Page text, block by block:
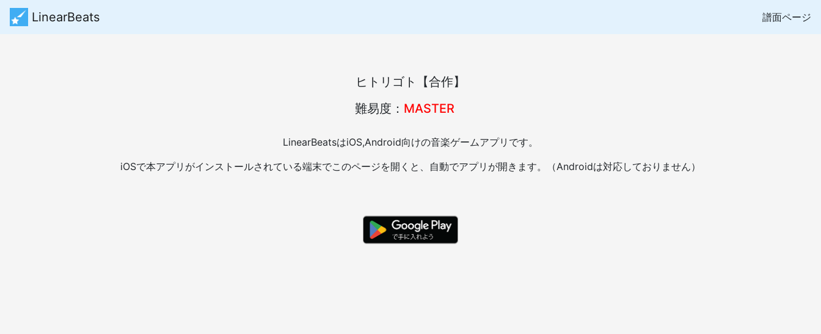
LinearBeats 譜面ページ
ヒトリゴト【合作】
難易度： MASTER
LinearBeatsはiOS,Android向けの音楽ゲームアプリです。
iOSで本アプリがインストールされている端末でこのページを開くと、自動でアプリが開きます。（Androidは対応しておりません）